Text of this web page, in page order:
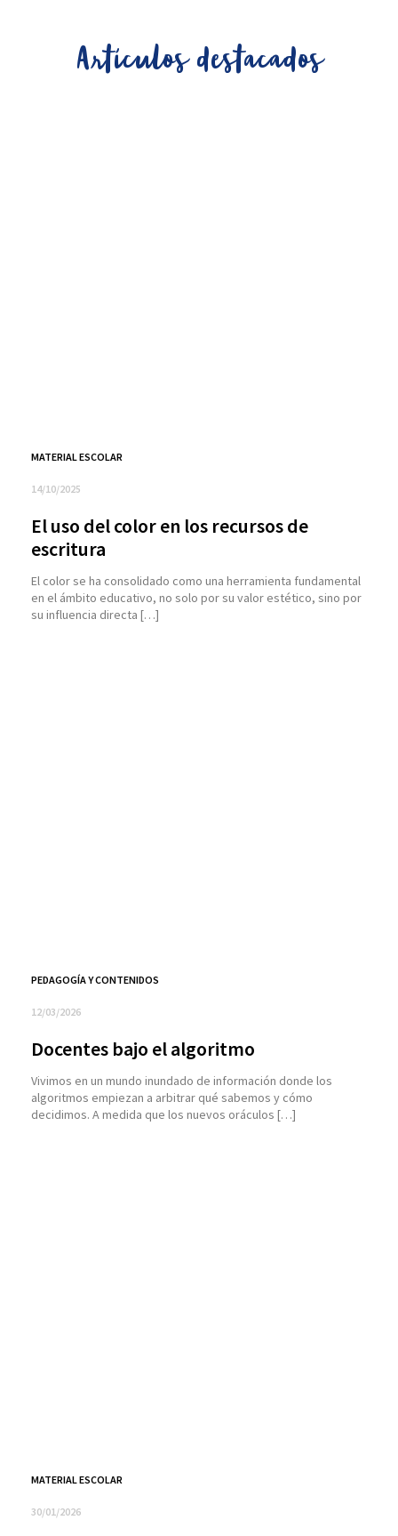
Artículos destacados
MATERIAL ESCOLAR
14/10/2025
El uso del color en los recursos de
escritura
El color se ha consolidado como una herramienta fundamental
en el ámbito educativo, no solo por su valor estético, sino por
su influencia directa […]
PEDAGOGÍA Y CONTENIDOS
12/03/2026
Docentes bajo el algoritmo
Vivimos en un mundo inundado de información donde los
algoritmos empiezan a arbitrar qué sabemos y cómo
decidimos. A medida que los nuevos oráculos […]
MATERIAL ESCOLAR
30/01/2026